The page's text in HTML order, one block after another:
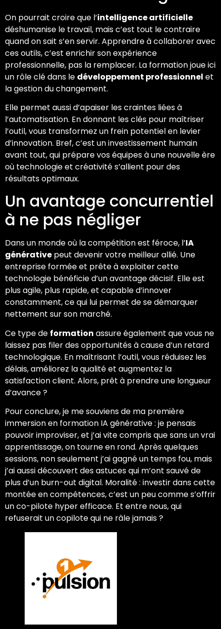
On pourrait croire que l’intelligence artificielle
déshumanise le travail, mais c’est tout le contraire
quand on sait s’en servir. Apprendre à collaborer avec
ces outils, c’est enrichir son expérience
professionnelle, pas la remplacer. La formation joue ici
un rôle clé dans le développement professionnel et
la gestion du changement.
Elle permet aussi d’apaiser les craintes liées à
l’automatisation. En donnant les clés pour maîtriser
l’outil, vous transformez un frein potentiel en levier
d’innovation. Bref, c’est un investissement humain
avant tout, qui prépare vos équipes à une nouvelle ère
où technologie et créativité s’allient pour des
résultats optimaux.
Un avantage concurrentiel
à ne pas négliger
Dans un monde où la compétition est féroce, l’IA
générative peut devenir votre meilleur allié. Une
entreprise formée et prête à exploiter cette
technologie bénéficie d’un avantage décisif. Elle est
plus agile, plus rapide, et capable d’innover
constamment, ce qui lui permet de se démarquer
nettement sur son marché.
Ce type de formation assure également que vous ne
laissez pas filer des opportunités à cause d’un retard
technologique. En maîtrisant l’outil, vous réduisez les
délais, améliorez la qualité et augmentez la
satisfaction client. Alors, prêt à prendre une longueur
d’avance ?
Pour conclure, je me souviens de ma première
immersion en formation IA générative : je pensais
pouvoir improviser, et j’ai vite compris que sans un vrai
apprentissage, on tourne en rond. Après quelques
sessions, non seulement j’ai gagné un temps fou, mais
j’ai aussi découvert des astuces qui m’ont sauvé de
plus d’un burn-out digital. Moralité : investir dans cette
montée en compétences, c’est un peu comme s’offrir
un co-pilote hyper efficace. Et entre nous, qui
refuserait un copilote qui ne râle jamais ?